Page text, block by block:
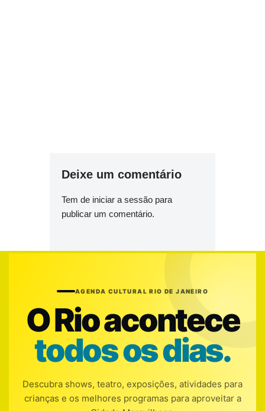
Deixe um comentário
Tem de iniciar a sessão para
publicar um comentário.
AGENDA CULTURAL RIO DE JANEIRO
O Rio acontece
todos os dias.
Descubra shows, teatro, exposições, atividades para
crianças e os melhores programas para aproveitar a